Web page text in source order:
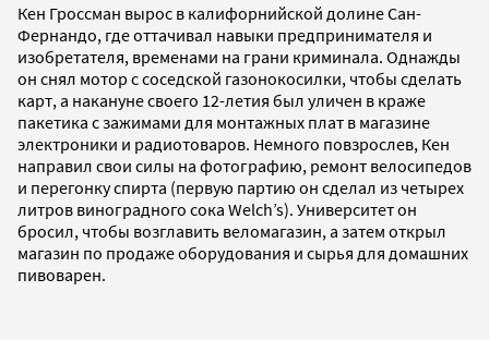
Кен Гроссман вырос в калифорнийской долине Сан-
Фернандо, где оттачивал навыки предпринимателя и
изобретателя, временами на грани криминала. Однажды
он снял мотор с соседской газонокосилки, чтобы сделать
карт, а накануне своего 12-летия был уличен в краже
пакетика с зажимами для монтажных плат в магазине
электроники и радиотоваров. Немного повзрослев, Кен
направил свои силы на фотографию, ремонт велосипедов
и перегонку спирта (первую партию он сделал из четырех
литров виноградного сока Welch’s). Университет он
бросил, чтобы возглавить веломагазин, а затем открыл
магазин по продаже оборудования и сырья для домашних
пивоварен.